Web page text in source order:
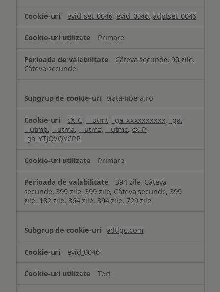
evid_set_0046, evid_0046, adptset_0046
Primare
Câteva secunde, 90 zile,
Câteva secunde
viata-libera.ro
cX_G, __utmt, _ga_xxxxxxxxxx, _ga,
__utmb, __utma, __utmz, __utmc, cX_P,
_ga_YTJQVQYCPP
Primare
394 zile, Câteva
secunde, 399 zile, 399 zile, Câteva secunde, 399
zile, 182 zile, 364 zile, 394 zile, 729 zile
adtlgc.com
evid_0046
Terț